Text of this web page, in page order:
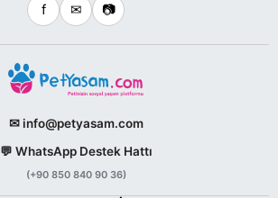
f ✉ 📷
✉ info@petyasam.com
💬 WhatsApp Destek Hattı
(+90 850 840 90 36)